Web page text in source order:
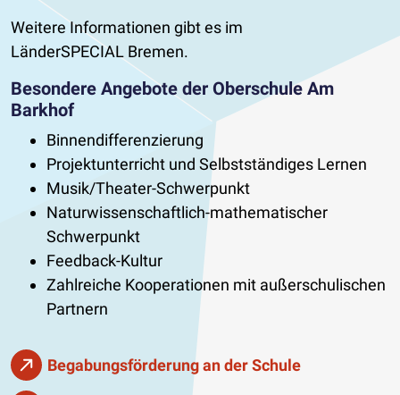
Weitere Informationen gibt es im
LänderSPECIAL Bremen.
Besondere Angebote der Oberschule Am
Barkhof
Binnendifferenzierung
Projektunterricht und Selbstständiges Lernen
Musik/Theater-Schwerpunkt
Naturwissenschaftlich-mathematischer
Schwerpunkt
Feedback-Kultur
Zahlreiche Kooperationen mit außerschulischen
Partnern
Begabungsförderung an der Schule